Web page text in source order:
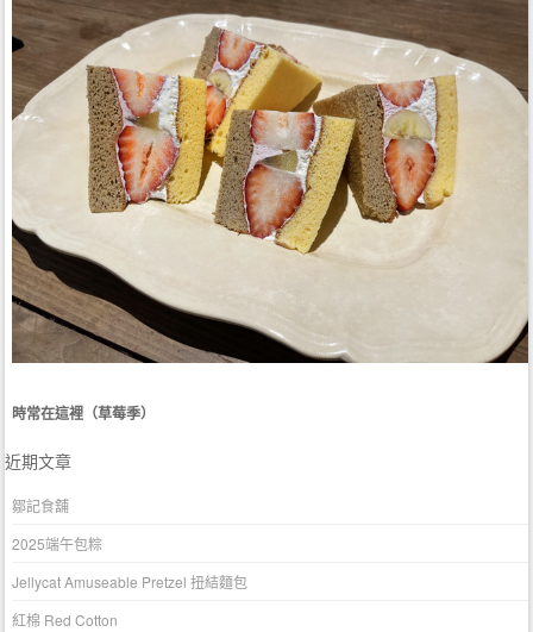
時常在這裡（草莓季）
近期文章
鄒記食舖
2025端午包粽
Jellycat Amuseable Pretzel 扭結麵包
紅棉 Red Cotton